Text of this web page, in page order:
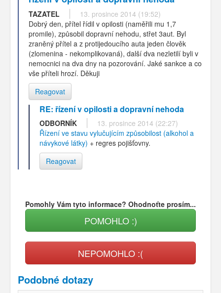
TAZATEL
13. prosince 2014 (19:52)
Dobrý den, přítel řídil v opilosti (naměřili mu 1,7
promile), způsobil dopravní nehodu, střet 3aut. Byl
zraněný přítel a z protijedoucího auta jeden člověk
(zlomenina - nekomplikovaná), další dva nezletilí byli v
nemocnici na dva dny na pozorování. Jaké sankce a co
vše příteli hrozí. Děkuji
Reagovat
RE: řízení v opilosti a dopravní nehoda
ODBORNÍK
13. prosince 2014 (22:27)
Řízení ve stavu vylučujícím způsobilost (alkohol a
návykové látky) + regres pojišťovny.
Reagovat
Pomohly Vám tyto informace? Ohodnoťte prosím...
POMOHLO :)
NEPOMOHLO :(
Podobné dotazy